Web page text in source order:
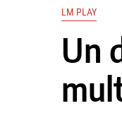
LM PLAY
Un